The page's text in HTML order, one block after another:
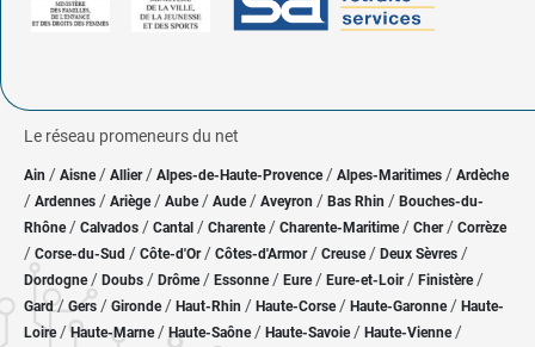
Le réseau promeneurs du net
Ain / Aisne/ Allier/ Alpes-de-Haute-Provence / Alpes-Maritimes / Ardèche
/ Ardennes / Ariège/ Aube/ Aude / Aveyron / Bas Rhin / Bouches-du-
Rhône/ Calvados / Cantal / Charente / Charente-Maritime/ Cher / Corrèze
/ Corse-du-Sud / Côte-d'Or / Côtes-d'Armor/ Creuse/ Deux Sèvres /
Dordogne/ Doubs / Drôme/ Essonne / Eure/ Eure-et-Loir / Finistère/
Gard/Gers / Gironde/ Haut-Rhin / Haute-Corse/ Haute-Garonne/ Haute-
Loire/Haute-Marne/ Haute-Saône/ Haute-Savoie/ Haute-Vienne/